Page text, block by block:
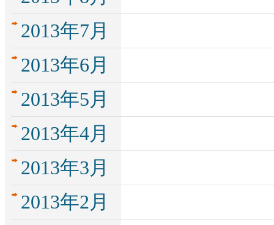
2013年7月
2013年6月
2013年5月
2013年4月
2013年3月
2013年2月